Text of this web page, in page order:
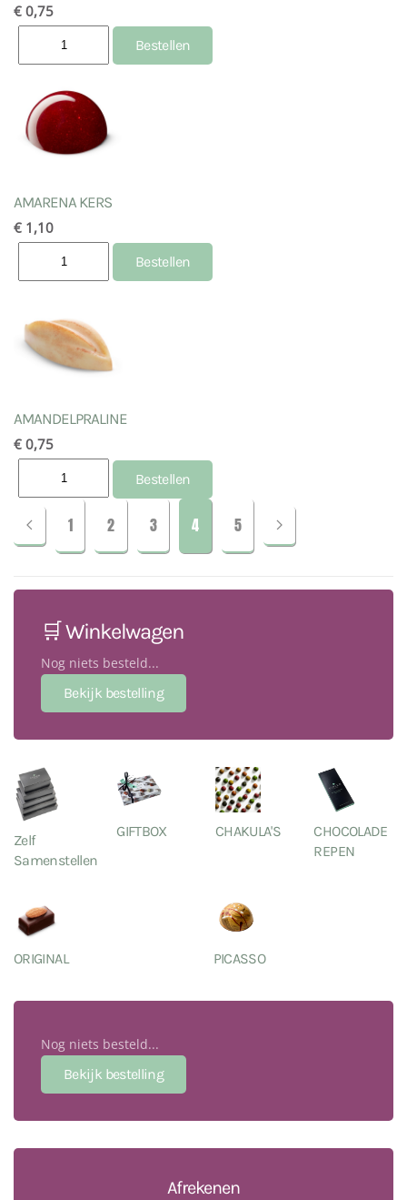
€ 0,75
AMARENA KERS
€ 1,10
AMANDELPRALINE
€ 0,75
1 2 3 4 5
🛒 Winkelwagen
Nog niets besteld...
Zelf
Samenstellen
GIFTBOX CHAKULA'S
CHOCOLADE
REPEN
ORIGINAL PICASSO
Nog niets besteld...
Afrekenen